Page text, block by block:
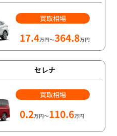
買取相場
17.4万円～364.8万円
セレナ
買取相場
0.2万円～110.6万円